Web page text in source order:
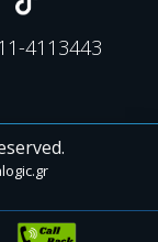
4113443